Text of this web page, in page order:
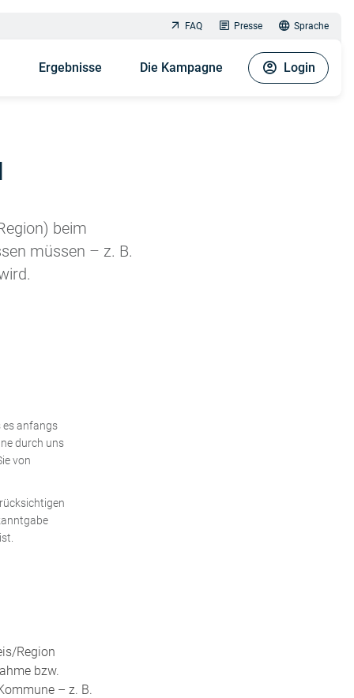
FAQ Presse Sprache
Ergebnisse Die Kampagne Login
beim
müssen – z. B.
es anfangs
durch uns
von
Region
bzw.
– z. B.